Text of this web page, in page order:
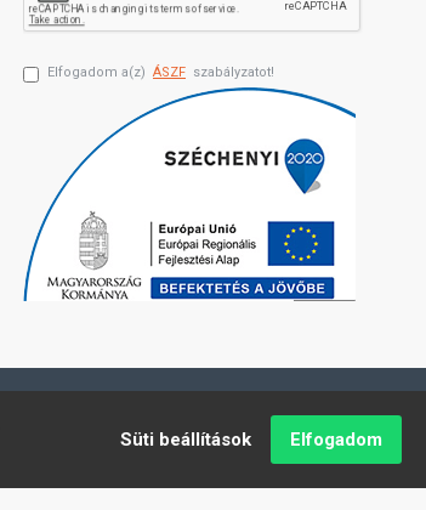
Elfogadom a(z) ÁSZF szabályzatot!
Süti beállítások Elfogadom